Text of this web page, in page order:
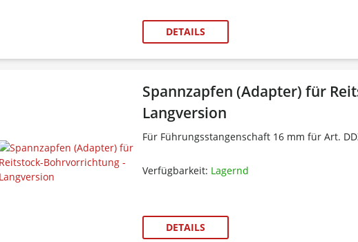
DETAILS
Spannzapfen (Adapter) für
Langversion
Für Führungsstangenschaft 16 mm für Art.
Verfügbarkeit: Lagernd
DETAILS